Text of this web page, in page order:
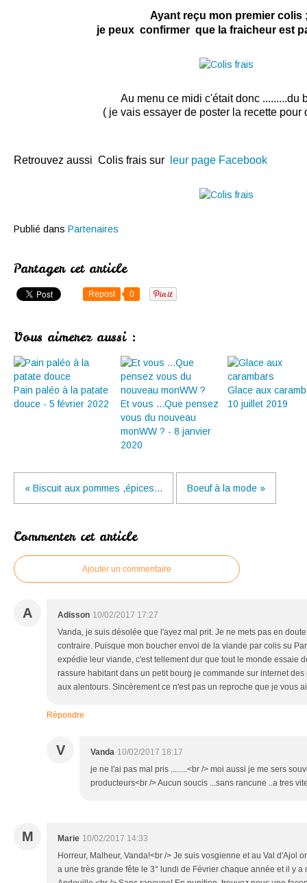
Ayant reçu mon premier colis
je peux confirmer que la fraicheur est
Au menu ce midi c'était donc .........du
( je vais essayer de poster la recette pour
Retrouvez aussi Colis frais sur leur page Facebook
Publié dans Partenaires
Partager cet article
Repost 0
Vous aimerez aussi :
Pain paléo à la patate
douce - 5 février 2022
Et vous ...Que pensez
vous du nouveau
monWW ? - 8 janvier
2020
Glace aux
10 juillet 2019
« Biscuit aux pommes ,épices... Boeuf à la mode »
Commenter cet article
Ajouter un commentaire
A Adisson 10/02/2017 17:27
Vanda, je suis désolée que l'ayez mal prit. Je ne mets pas en
contraire. Puisque mon boucher envoi de la viande par colis su
expédie leur viande, c'est tellement dur que tout le monde essaie
rassure habitant dans un petit bourg je commande sur internet
aux alentours. Sincèrement ce n'est pas un reproche que je vous
Répondre
V Vanda 10/02/2017 18:17
je ne l'ai pas mal pris ........<br /> moi aussi je me sers
producteurs<br /> Aucun soucis ...sans rancune ..a tres
M Marie 10/02/2017 14:33
Horreur, Malheur, Vanda!<br /> Je suis vosgienne et au Val d'Ajol
a une très grande fête le 3° lundi de Février chaque année et il y a